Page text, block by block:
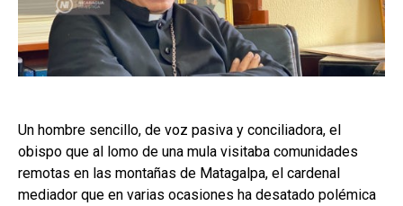
Un hombre sencillo, de voz pasiva y conciliadora, el
obispo que al lomo de una mula visitaba comunidades
remotas en las montañas de Matagalpa, el cardenal
mediador que en varias ocasiones ha desatado polémica